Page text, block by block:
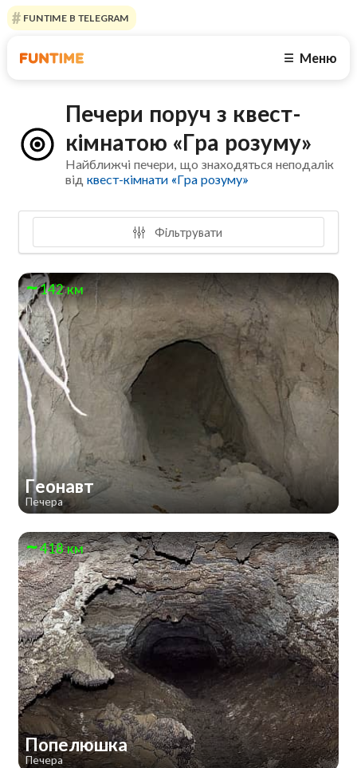
FUNTIME В TELEGRAM
☰ Меню
Печери поруч з квест-
кімнатою «Гра розуму»
Найближчі печери, що знаходяться неподалік
відквест-кімнати «Гра розуму»
Фільтрувати
142 км
Геонавт
Печера
418 км
Попелюшка
Печера